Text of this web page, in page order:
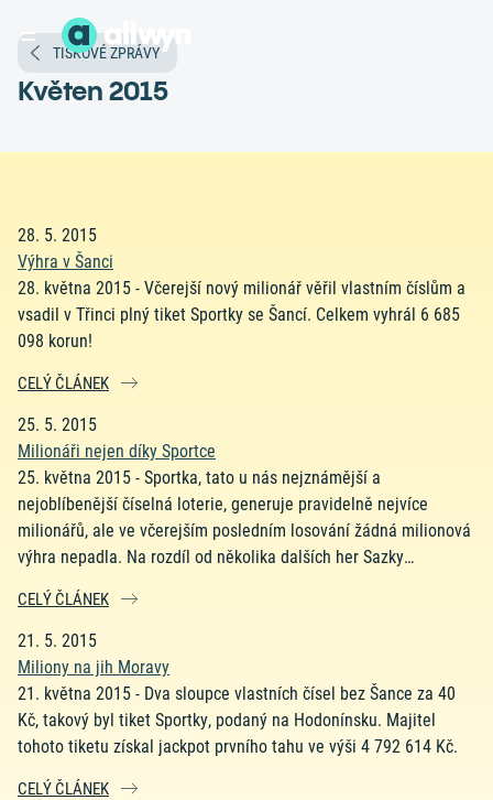
TISKOVÉ ZPRÁVY
Květen 2015
28. 5. 2015
Výhra v Šanci
28. května 2015 - Včerejší nový milionář věřil vlastním číslům a
vsadil v Třinci plný tiket Sportky se Šancí. Celkem vyhrál 6 685
098 korun!
CELÝ ČLÁNEK
25. 5. 2015
Milionáři nejen díky Sportce
25. května 2015 - Sportka, tato u nás nejznámější a
nejoblíbenější číselná loterie, generuje pravidelně nejvíce
milionářů, ale ve včerejším posledním losování žádná milionová
výhra nepadla. Na rozdíl od několika dalších her Sazky…
CELÝ ČLÁNEK
21. 5. 2015
Miliony na jih Moravy
21. května 2015 - Dva sloupce vlastních čísel bez Šance za 40
Kč, takový byl tiket Sportky, podaný na Hodonínsku. Majitel
tohoto tiketu získal jackpot prvního tahu ve výši 4 792 614 Kč.
CELÝ ČLÁNEK